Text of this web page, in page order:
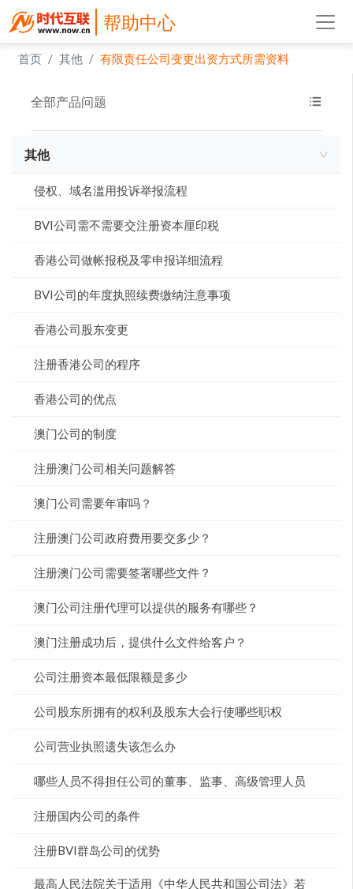
帮助中心
首页 其他 有限责任公司变更出资方式所需资料
全部产品问题
其他
侵权、域名滥用投诉举报流程
BVI公司需不需要交注册资本厘印税
香港公司做帐报税及零申报详细流程
BVI公司的年度执照续费缴纳注意事项
香港公司股东变更
注册香港公司的程序
香港公司的优点
澳门公司的制度
注册澳门公司相关问题解答
澳门公司需要年审吗？
注册澳门公司政府费用要交多少？
注册澳门公司需要签署哪些文件？
澳门公司注册代理可以提供的服务有哪些？
澳门注册成功后，提供什么文件给客户？
公司注册资本最低限额是多少
公司股东所拥有的权利及股东大会行使哪些职权
公司营业执照遗失该怎么办
哪些人员不得担任公司的董事、监事、高级管理人员
注册国内公司的条件
注册BVI群岛公司的优势
最高人民法院关于适用《中华人民共和国公司法》若